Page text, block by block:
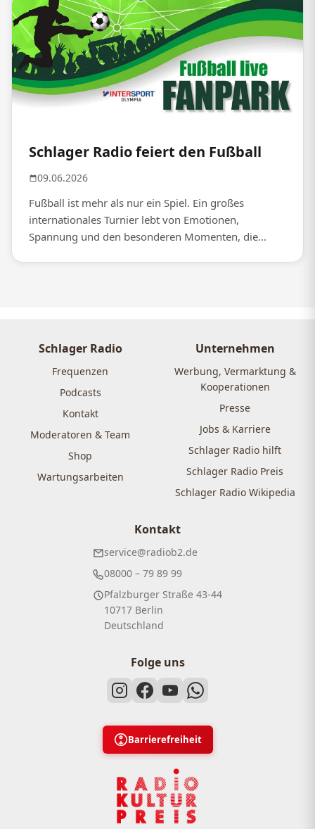
Schlager Radio feiert den Fußball
09.06.2026
Fußball ist mehr als nur ein Spiel. Ein großes
internationales Turnier lebt von Emotionen,
Spannung und den besonderen Momenten, die...
Schlager Radio
Frequenzen
Podcasts
Kontakt
Moderatoren & Team
Shop
Wartungsarbeiten
Unternehmen
Werbung, Vermarktung &
Kooperationen
Presse
Jobs & Karriere
Schlager Radio hilft
Schlager Radio Preis
Schlager Radio Wikipedia
Kontakt
service@radiob2.de
08000 – 79 89 99
Pfalzburger Straße 43-44
10717 Berlin
Deutschland
Folge uns
Barrierefreiheit